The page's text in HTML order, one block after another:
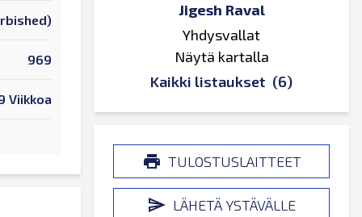
969
Viikkoa
Jigesh Raval
Yhdysvallat
Näytä kartalla
Kaikki listaukset (6)
TULOSTUSLAITTEET
LÄHETÄ YSTÄVÄLLE